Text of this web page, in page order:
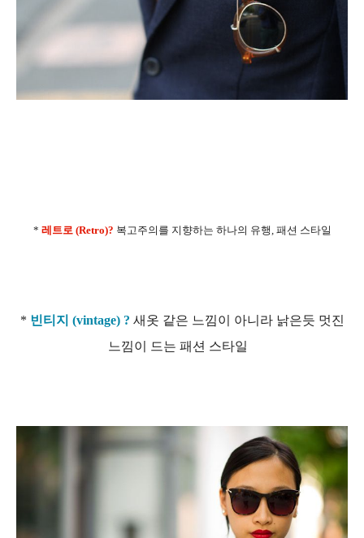
* 레트로 (Retro)? 복고주의를 지향하는 하나의 유행, 패션 스타일
* 빈티지 (vintage) ? 새옷 같은 느낌이 아니라 낡은듯 멋진
느낌이 드는 패션 스타일